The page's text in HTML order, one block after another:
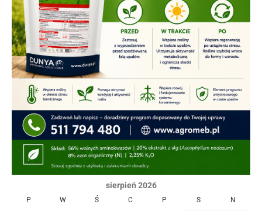
sierpień 2026
P W Ś C P S N